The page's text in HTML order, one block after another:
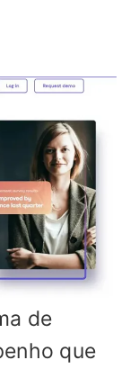
de
que